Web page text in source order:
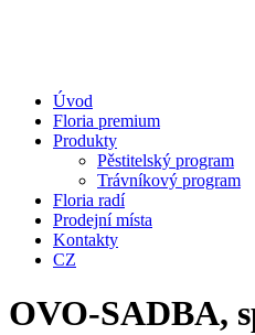
Úvod
Floria premium
Produkty
Pěstitelský program
Trávníkový program
Floria radí
Prodejní místa
Kontakty
CZ
OVO-SADBA,